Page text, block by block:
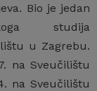
Bio je jedan
studija
u Zagrebu.
na Sveučilištu
na Sveučilištu